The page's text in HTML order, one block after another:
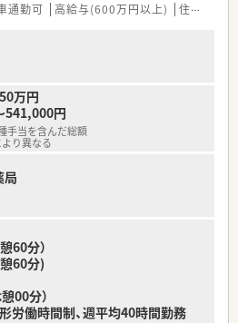
通勤可 高給与(600万円以上) 住宅補助(手当)あり
万円
541,000円
手当を含んだ総額
り異なる
局
60分）
60分)
00分）
労働時間制、週平均40時間勤務